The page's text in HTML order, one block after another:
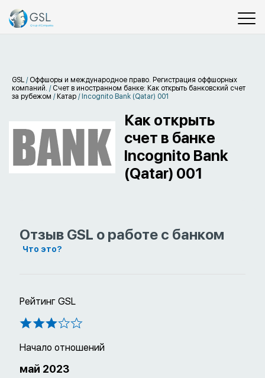
GSL / Оффшоры и международное право. Регистрация оффшорных
компаний. / Счет в иностранном банке: Как открыть банковский счет
за рубежом / Катар / Incognito Bank (Qatar) 001
Как открыть
счет в банке
Incognito Bank
(Qatar) 001
Отзыв GSL о работе с банком
Что это?
Рейтинг GSL
Начало отношений
май 2023